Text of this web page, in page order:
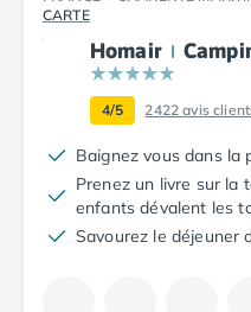
Camping Aude
Camping Gruissan
Camping Narbonne-
Camping Sigean
Camping Gard
Camping Aigues-Mortes
Camping Grau-du-Roi
Camping Nîmes
Camping Hérault
CARTE
Homair
4/5 2422avis
Baignez vous dans la
Prenez un livre sur la
enfants dévalent les
Savourez le déjeuner